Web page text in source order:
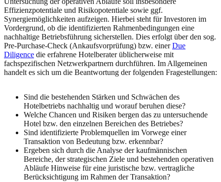
Effizienzpotentiale und Risikopotentiale sowie ggf.
Synergiemöglichkeiten aufzeigen. Hierbei steht für Investoren im
Vordergrund, ob die identifizierten Rahmenbedingungen eine
nachhaltige Betriebsführung sicherstellen. Dies erfolgt über den sog.
Pre-Purchase-Check (Ankaufsvorprüfung) bzw. einerDue
Diligence die erfahrene Hotelberater üblicherweise mit
fachspezifischen Netzwerkpartnern durchführen. Im Allgemeinen
handelt es sich um die Beantwortung der folgenden Fragestellungen:
Sind die bestehenden Stärken und Schwächen des
Hotelbetriebs nachhaltig und worauf beruhen diese?
Welche Chancen und Risiken bergen das zu untersuchende
Hotel bzw. den einzelnen Bereichen des Betriebes?
Sind identifizierte Problemquellen im Vorwege einer
Transaktion von Bedeutung bzw. erkennbar?
Ergeben sich durch die Analyse der kaufmännischen
Bereiche, der strategischen Ziele und bestehenden operativen
Abläufe Hinweise für eine juristische bzw. vertragliche
Berücksichtigung im Rahmen der Transaktion?